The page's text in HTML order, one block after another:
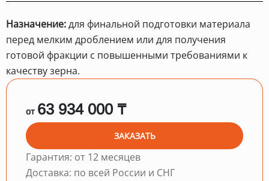
Назначение:для финальной подготовки материала
перед мелким дроблением или для получения
готовой фракции с повышенными требованиями к
качеству зерна.
от 63 934 000 ₸
ЗАКАЗАТЬ
Гарантия: от 12 месяцев
Доставка: по всей России и СНГ